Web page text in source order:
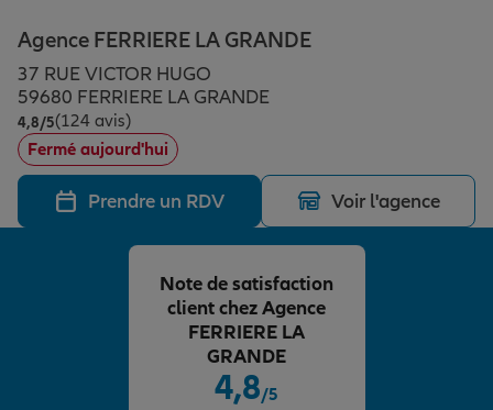
Assurance animal de compagnie
Protection juridique
Plan épargne retraite
Assurance vie
Placements financiers
Investissements immobiliers
Vos projets
Partir en vacances
Déménager
Changer de voiture
Conseil assurance
Agence FERRIERE LA GRANDE
37 RUE VICTOR HUGO
59680 FERRIERE LA GRANDE
4,8/5Note de 4.8 sur 5
(124 avis)
Fermé aujourd'hui
Prendre un RDV Voir l'agence
4,8/5
Note de satisfaction
client chez Agence
FERRIERE LA
GRANDE